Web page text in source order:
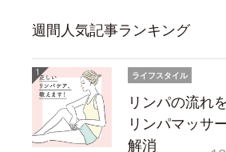
週間人気記事ランキング
ライフスタイル
リンパの流れ
リンパマッサ
解消